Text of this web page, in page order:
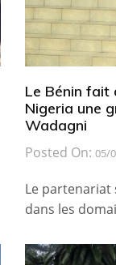
Le Bénin fait
Nigeria une
Wadagni
Posted On: 05/
Le partenariat
dans les